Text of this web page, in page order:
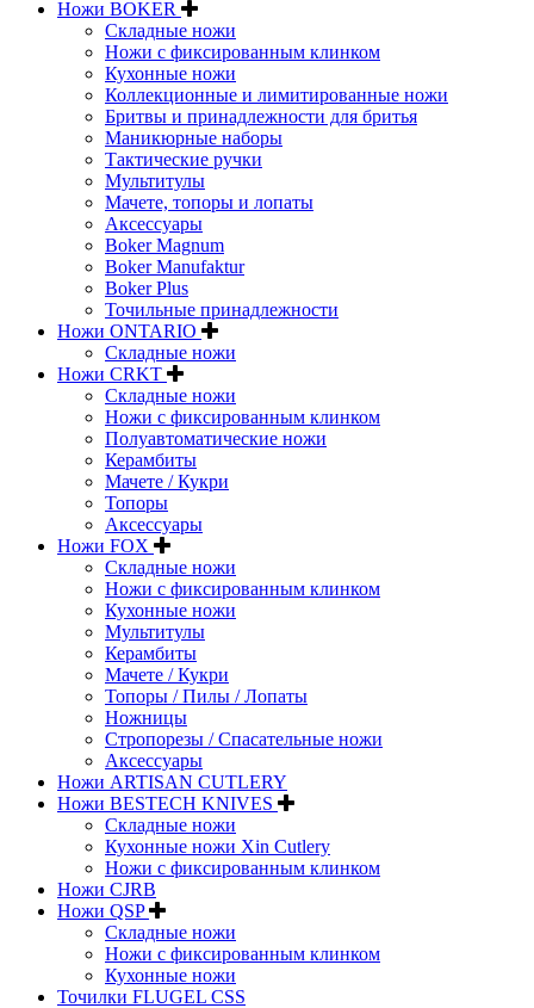
Ножи BOKER
Складные ножи
Ножи с фиксированным клинком
Кухонные ножи
Коллекционные и лимитированные ножи
Бритвы и принадлежности для бритья
Маникюрные наборы
Тактические ручки
Мультитулы
Мачете, топоры и лопаты
Аксессуары
Boker Magnum
Boker Manufaktur
Boker Plus
Точильные принадлежности
Ножи ONTARIO
Складные ножи
Ножи CRKT
Складные ножи
Ножи с фиксированным клинком
Полуавтоматические ножи
Керамбиты
Мачете / Кукри
Топоры
Аксессуары
Ножи FOX
Складные ножи
Ножи с фиксированным клинком
Кухонные ножи
Мультитулы
Керамбиты
Мачете / Кукри
Топоры / Пилы / Лопаты
Ножницы
Стропорезы / Спасательные ножи
Аксессуары
Ножи ARTISAN CUTLERY
Ножи BESTECH KNIVES
Складные ножи
Кухонные ножи Xin Cutlery
Ножи с фиксированным клинком
Ножи CJRB
Ножи QSP
Складные ножи
Ножи с фиксированным клинком
Кухонные ножи
Точилки FLUGEL CSS